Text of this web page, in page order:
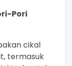
Pori
cikal
termasuk